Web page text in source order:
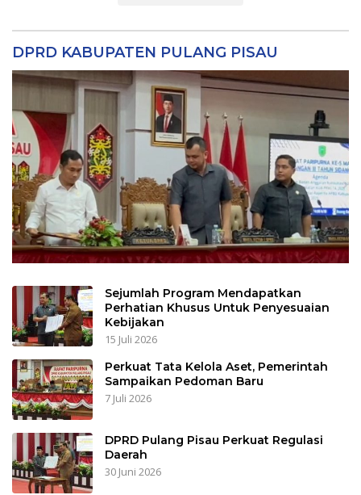
DPRD KABUPATEN PULANG PISAU
Sejumlah Program Mendapatkan
Perhatian Khusus Untuk Penyesuaian
Kebijakan
15 Juli 2026
Perkuat Tata Kelola Aset, Pemerintah
Sampaikan Pedoman Baru
7 Juli 2026
DPRD Pulang Pisau Perkuat Regulasi
Daerah
30 Juni 2026